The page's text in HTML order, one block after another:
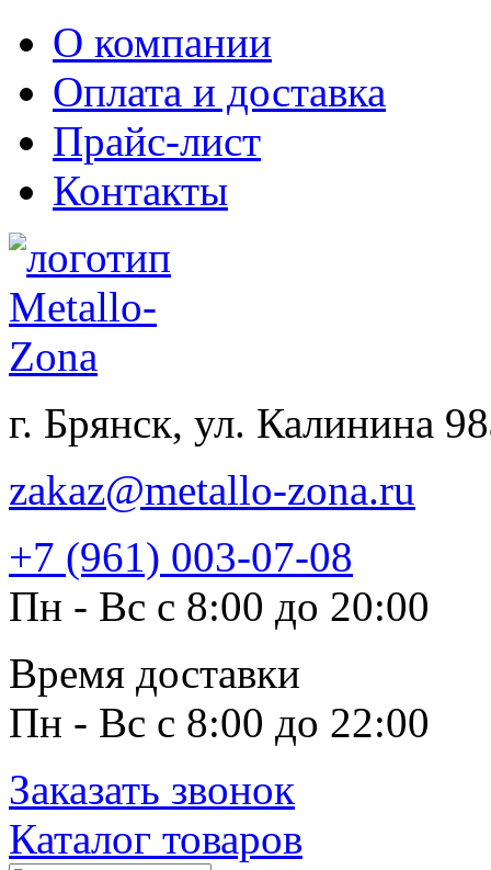
О компании
Оплата и доставка
Прайс-лист
Контакты
г. Брянск, ул. Калинина
zakaz@metallo-zona.ru
+7 (961) 003-07-08
Пн - Вс с 8:00 до 20:00
Время доставки
Пн - Вс с 8:00 до 22:00
Заказать звонок
Каталог товаров